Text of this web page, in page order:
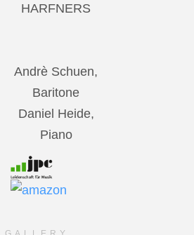
HARFNERS
Andrè Schuen,
Baritone
Daniel Heide,
Piano